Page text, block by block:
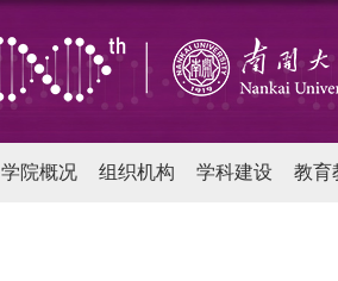
学院概况 组织机构 学科建设 教育